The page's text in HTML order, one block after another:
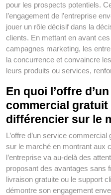
pour les prospects potentiels.
l’engagement de l’entreprise
jouer un rôle décisif dans la
clients. En mettant en avant
campagnes marketing, les
la concurrence et convaincre
leurs produits ou services,
En quoi l’offre
commercial gratuit
différencier sur le
L’offre d’un service
sur le marché en montrant aux
l’entreprise va au-delà des
proposant des avantages sans
livraison gratuite ou le support
démontre son engagement